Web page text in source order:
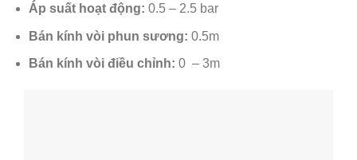
Áp suất hoạt động: 0.5 – 2.5 bar
Bán kính vòi phun sương: 0.5m
Bán kính vòi điều chỉnh: 0 – 3m